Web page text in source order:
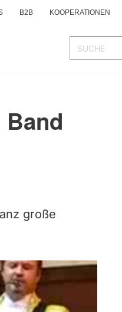
B2B KOOPERATIONEN
große